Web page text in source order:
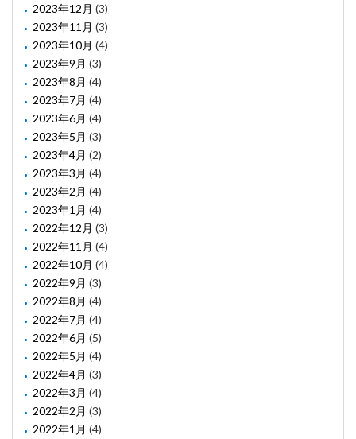
2023年12月 (3)
2023年11月 (3)
2023年10月 (4)
2023年9月 (3)
2023年8月 (4)
2023年7月 (4)
2023年6月 (4)
2023年5月 (3)
2023年4月 (2)
2023年3月 (4)
2023年2月 (4)
2023年1月 (4)
2022年12月 (3)
2022年11月 (4)
2022年10月 (4)
2022年9月 (3)
2022年8月 (4)
2022年7月 (4)
2022年6月 (5)
2022年5月 (4)
2022年4月 (3)
2022年3月 (4)
2022年2月 (3)
2022年1月 (4)